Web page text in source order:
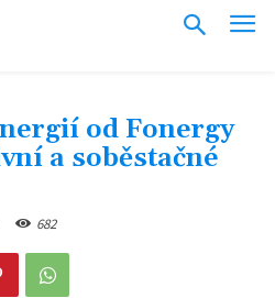
od Fonergy
a soběstačné
682